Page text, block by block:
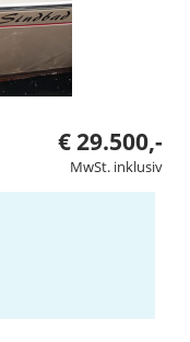
€ 29.500,-
MwSt. inklusiv